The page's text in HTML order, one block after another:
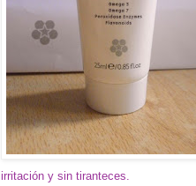
irritación y sin tiranteces.